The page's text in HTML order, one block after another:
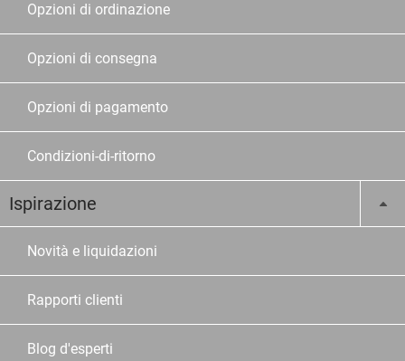
Opzioni di ordinazione
Opzioni di consegna
Opzioni di pagamento
Condizioni-di-ritorno
Ispirazione
Novità e liquidazioni
Rapporti clienti
Blog d'esperti